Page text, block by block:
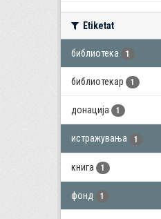
Etiketat
библиотека 1
библиотекар 1
донација 1
истражувања 1
книга 1
фонд 1